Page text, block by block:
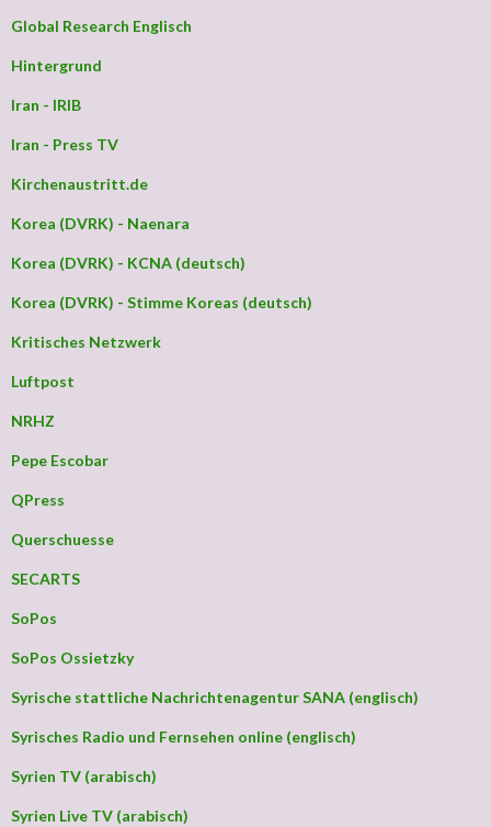
Global Research Englisch
Hintergrund
Iran - IRIB
Iran - Press TV
Kirchenaustritt.de
Korea (DVRK) - Naenara
Korea (DVRK) - KCNA (deutsch)
Korea (DVRK) - Stimme Koreas (deutsch)
Kritisches Netzwerk
Luftpost
NRHZ
Pepe Escobar
QPress
Querschuesse
SECARTS
SoPos
SoPos Ossietzky
Syrische stattliche Nachrichtenagentur SANA (englisch)
Syrisches Radio und Fernsehen online (englisch)
Syrien TV (arabisch)
Syrien Live TV (arabisch)